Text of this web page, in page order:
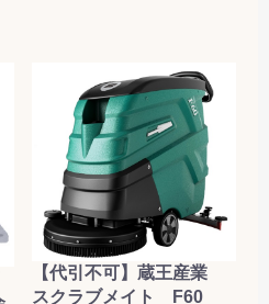
【代引不可】蔵王産業
スクラブメイト F60